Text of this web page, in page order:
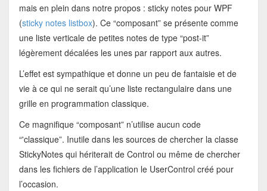
mais en plein dans notre propos : sticky notes pour WPF
(sticky notes listbox). Ce “composant” se présente comme
une liste verticale de petites notes de type “post-it”
légèrement décalées les unes par rapport aux autres.
L’effet est sympathique et donne un peu de fantaisie et de
vie à ce qui ne serait qu’une liste rectangulaire dans une
grille en programmation classique.
Ce magnifique “composant” n’utilise aucun code
“'classique”. Inutile dans les sources de chercher la classe
StickyNotes qui hériterait de Control ou même de chercher
dans les fichiers de l’application le UserControl créé pour
l’occasion.